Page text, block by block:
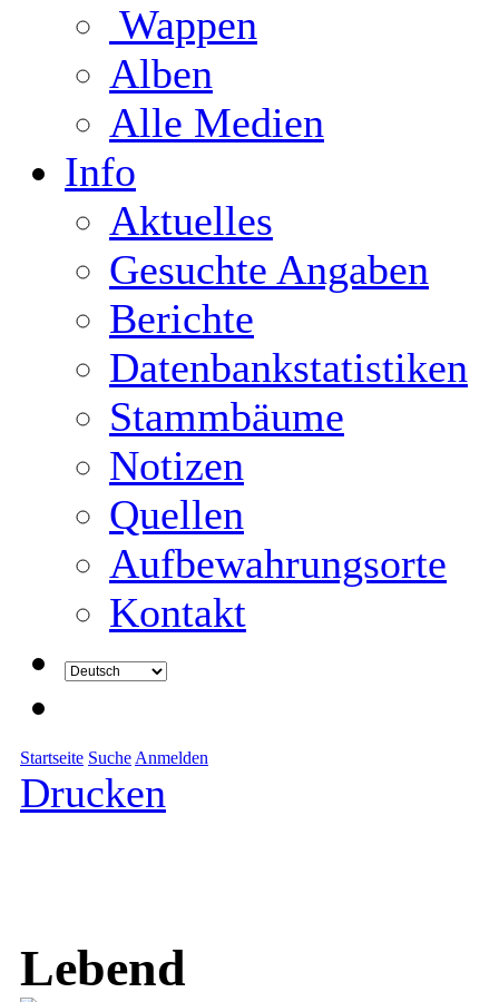
Wappen
Alben
Alle Medien
Info
Aktuelles
Gesuchte Angaben
Berichte
Datenbankstatistiken
Stammbäume
Notizen
Quellen
Aufbewahrungsorte
Kontakt
Startseite Suche Anmelden
Drucken
Lebend